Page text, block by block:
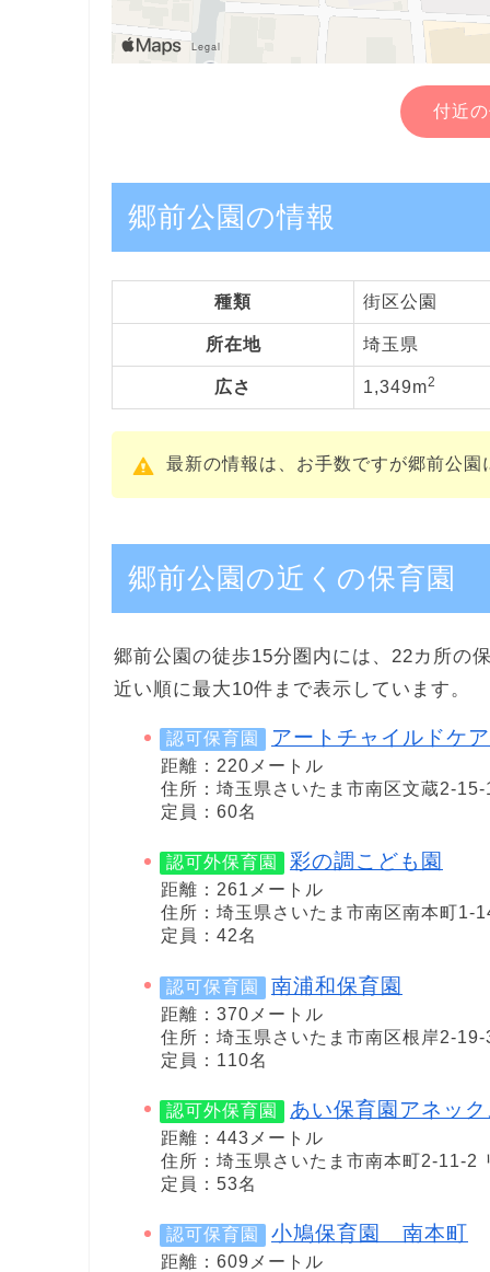
付近
郷前公園の情報
種類 街区公園
所在地 埼玉県
広さ 1,349m2
最新の情報は、お手数ですが郷前公
郷前公園の近くの保育園
郷前公園の徒歩15分圏内には、22カ所の
近い順に最大10件まで表示しています。
認可保育園 アートチャイルドケ
距離：220メートル
住所：埼玉県さいたま市南区文蔵2-15-
定員：60名
認可外保育園 彩の調こども園
距離：261メートル
住所：埼玉県さいたま市南区南本町1-
定員：42名
認可保育園 南浦和保育園
距離：370メートル
住所：埼玉県さいたま市南区根岸2-19-
定員：110名
認可外保育園 あい保育園アネッ
距離：443メートル
住所：埼玉県さいたま市南本町2-11-2
定員：53名
認可保育園 小鳩保育園 南本町
距離：609メートル